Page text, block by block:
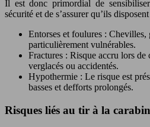
Il est donc primordial de
sécurité et de s’assurer qu’ils
Entorses et foulures : Chevilles,
particulièrement vulnérables.
Fractures : Risque accru lors de
verglacés ou accidentés.
Hypothermie : Le risque est
basses et defforts prolongés.
Risques liés au tir à la